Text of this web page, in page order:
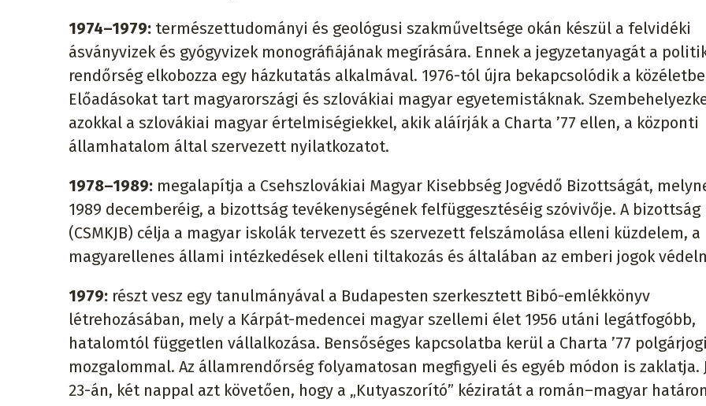
1974–1979: természettudományi és geológusi szakműveltsége okán készül a felvidéki
ásványvizek és gyógyvizek monográfiájának megírására. Ennek a jegyzetanyagát a
rendőrség elkobozza egy házkutatás alkalmával. 1976-tól újra bekapcsolódik a
Előadásokat tart magyarországi és szlovákiai magyar egyetemistáknak.
azokkal a szlovákiai magyar értelmiségiekkel, akik aláírják a Charta ’77 ellen, a központi
államhatalom által szervezett nyilatkozatot.
1978–1989: megalapítja a Csehszlovákiai Magyar Kisebbség Jogvédő Bizottságát,
1989 decemberéig, a bizottság tevékenységének felfüggesztéséig szóvivője. A bizottság
(CSMKJB) célja a magyar iskolák tervezett és szervezett felszámolása elleni küzdelem, a
magyarellenes állami intézkedések elleni tiltakozás és általában az emberi jogok
1979: részt vesz egy tanulmányával a Budapesten szerkesztett Bibó-emlékkönyv
létrehozásában, mely a Kárpát-medencei magyar szellemi élet 1956 utáni legátfogóbb,
hatalomtól független vállalkozása. Bensőséges kapcsolatba kerül a Charta ’77 polgárjogi
mozgalommal. Az államrendőrség folyamatosan megfigyeli és egyéb módon is zaklatja.
23-án, két nappal azt követően, hogy a „Kutyaszorító” kéziratát a román–magyar